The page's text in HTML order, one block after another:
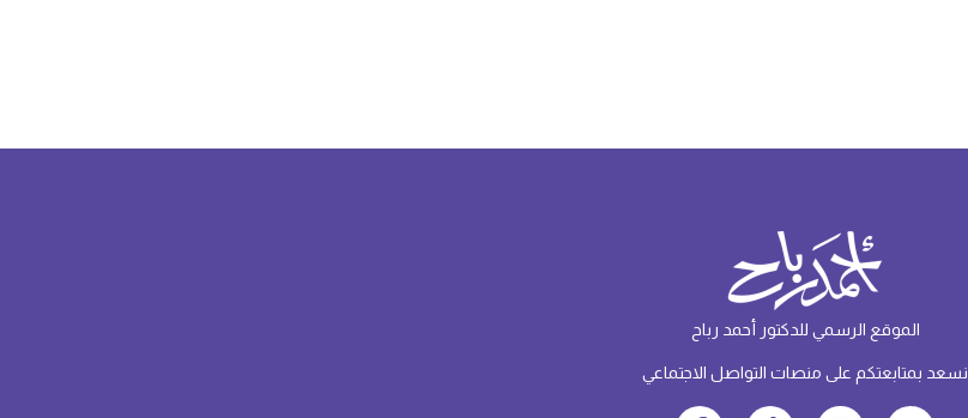
الموقع الرسمي للدكتور أحمد رباح
نسعد بمتابعتكم على منصات التواصل الاجتماعي